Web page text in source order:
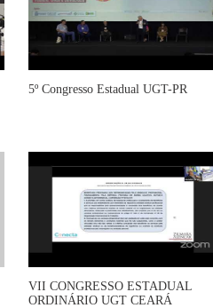
5º Congresso Estadual UGT-PR
VII CONGRESSO ESTADUAL
ORDINÁRIO UGT CEARÁ